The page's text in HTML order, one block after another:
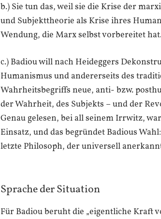
b.) Sie tun das, weil sie die Krise der
und Subjekttheorie als Krise ihres
Wendung, die Marx selbst vorbereitet
c.) Badiou will nach Heideggers
Humanismus und andererseits des
Wahrheitsbegriffs neue, anti- bzw.
der Wahrheit, des Subjekts – und der
Genau gelesen, bei all seinem Irrwitz,
Einsatz, und das begründet Badious
letzte Philosoph, der universell
Sprache der Situation
Für Badiou beruht die „eigentliche Kraft